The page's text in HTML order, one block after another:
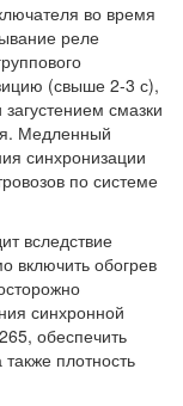
во время
реле
(свыше 2-3 с),
смазки
Медленный
синхронизации
по системе
вследствие
включить обогрев
синхронной
обеспечить
плотность